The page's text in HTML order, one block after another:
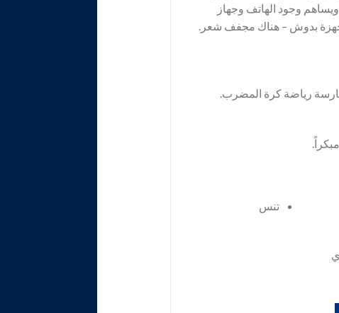
وجود الهاتف وجهاز
بدوش – هناك مجفف شعر.
رياضة كرة المضرب.
تنس